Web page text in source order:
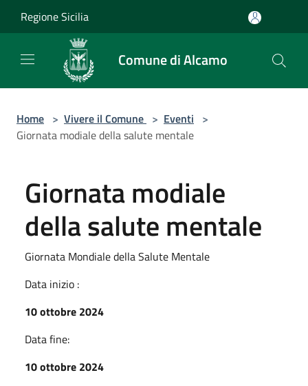
Regione Sicilia
Comune di Alcamo
Home > Vivere il Comune > Eventi >
Giornata modiale della salute mentale
Giornata modiale
della salute mentale
Giornata Mondiale della Salute Mentale
Data inizio :
10 ottobre 2024
Data fine:
10 ottobre 2024